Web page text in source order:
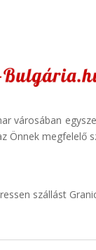
városában
Önnek megfelelő
szállást